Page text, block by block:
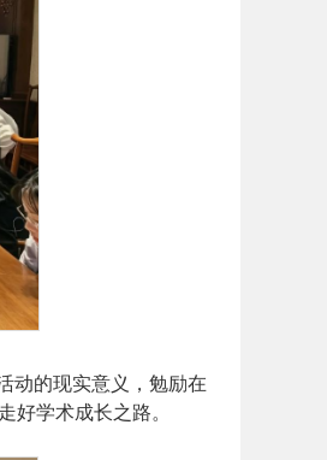
动的现实意义，勉励在
好学术成长之路。